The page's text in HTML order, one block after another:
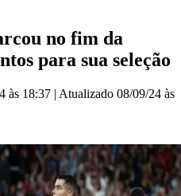
no fim da
para sua seleção
às 18:37 | Atualizado 08/09/24 às